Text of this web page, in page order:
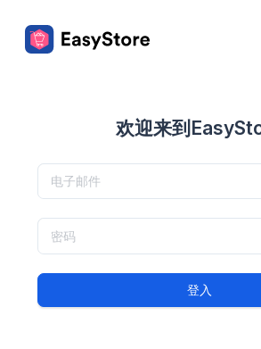
欢迎来到
登入